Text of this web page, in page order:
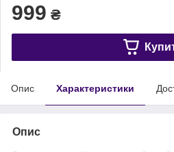
999 ₴
Опис Характеристики
Опис